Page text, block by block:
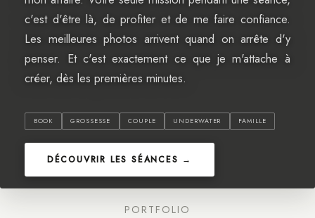
c'est d'être là, de profiter et de me faire confiance.
Les meilleures photos arrivent quand on arrête d'y
penser. Et c'est exactement ce que je m'attache à
créer, dès les premières minutes.
BOOK GROSSESSE COUPLE UNDERWATER FAMILLE
DÉCOUVRIR LES SÉANCES →
PORTFOLIO